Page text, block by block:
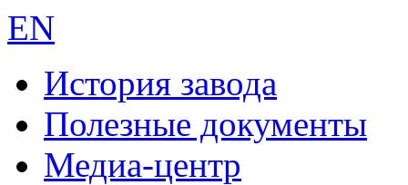
EN
История завода
Полезные документы
Медиа-центр